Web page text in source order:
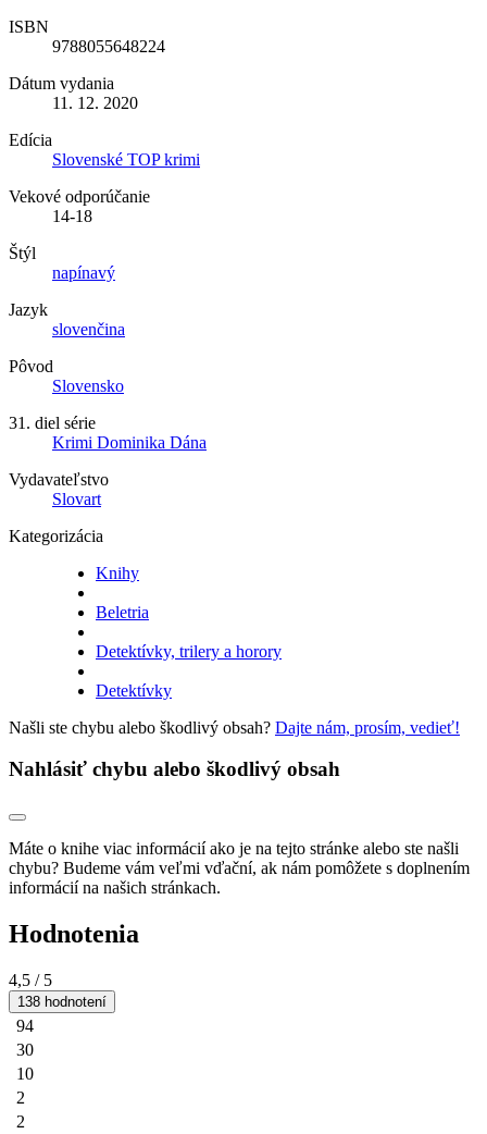
ISBN
9788055648224
Dátum vydania
11. 12. 2020
Edícia
Slovenské TOP krimi
Vekové odporúčanie
14-18
Štýl
napínavý
Jazyk
slovenčina
Pôvod
Slovensko
31. diel série
Krimi Dominika Dána
Vydavateľstvo
Slovart
Kategorizácia
Knihy
Beletria
Detektívky, trilery a horory
Detektívky
Našli ste chybu alebo škodlivý obsah? Dajte nám, prosím, vedieť!
Nahlásiť chybu alebo škodlivý obsah
Máte o knihe viac informácií ako je na tejto stránke alebo ste našli
chybu? Budeme vám veľmi vďační, ak nám pomôžete s doplnením
informácií na našich stránkach.
Hodnotenia
4,5 / 5
138 hodnotení
94
30
10
2
2